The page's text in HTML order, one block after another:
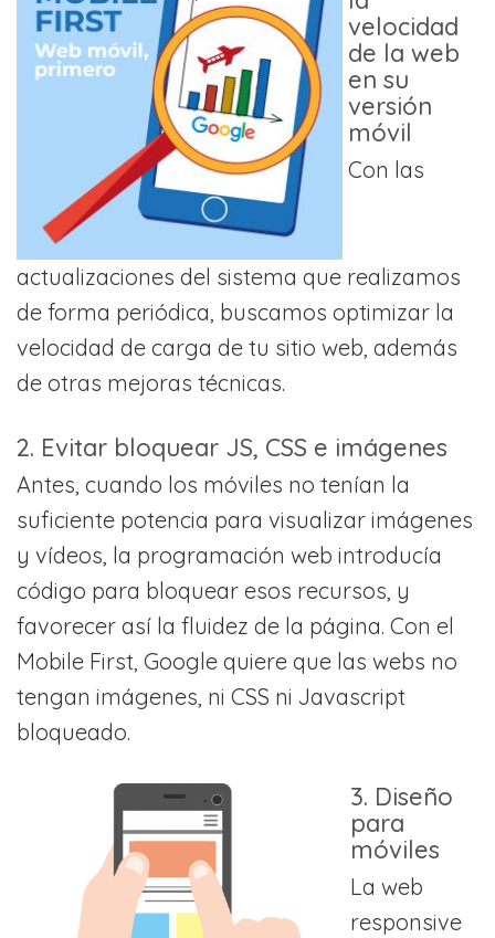
velocidad
de la web
en su
versión
móvil
Con las
actualizaciones del sistema que realizamos
de forma periódica, buscamos optimizar la
velocidad de carga de tu sitio web, además
de otras mejoras técnicas.
2. Evitar bloquear JS, CSS e imágenes
Antes, cuando los móviles no tenían la
suficiente potencia para visualizar imágenes
y vídeos, la programación web introducía
código para bloquear esos recursos, y
favorecer así la fluidez de la página. Con el
Mobile First, Google quiere que las webs no
tengan imágenes, ni CSS ni Javascript
bloqueado.
3. Diseño
para
móviles
La web
responsive